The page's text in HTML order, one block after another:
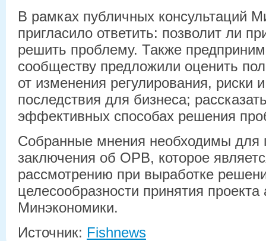
В рамках публичных консультаций
пригласило ответить: позволит ли
решить проблему. Также
сообществу предложили оценить
от изменения регулирования, риски
последствия для бизнеса;
эффективных способах решения
Собранные мнения необходимы для
заключения об ОРВ, которое
рассмотрению при выработке
целесообразности принятия проекта
Минэкономики.
Источник: Fishnews